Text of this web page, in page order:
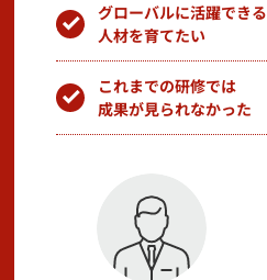
グローバルに活躍できる
人材を育てたい
これまでの研修では
成果が見られなかった